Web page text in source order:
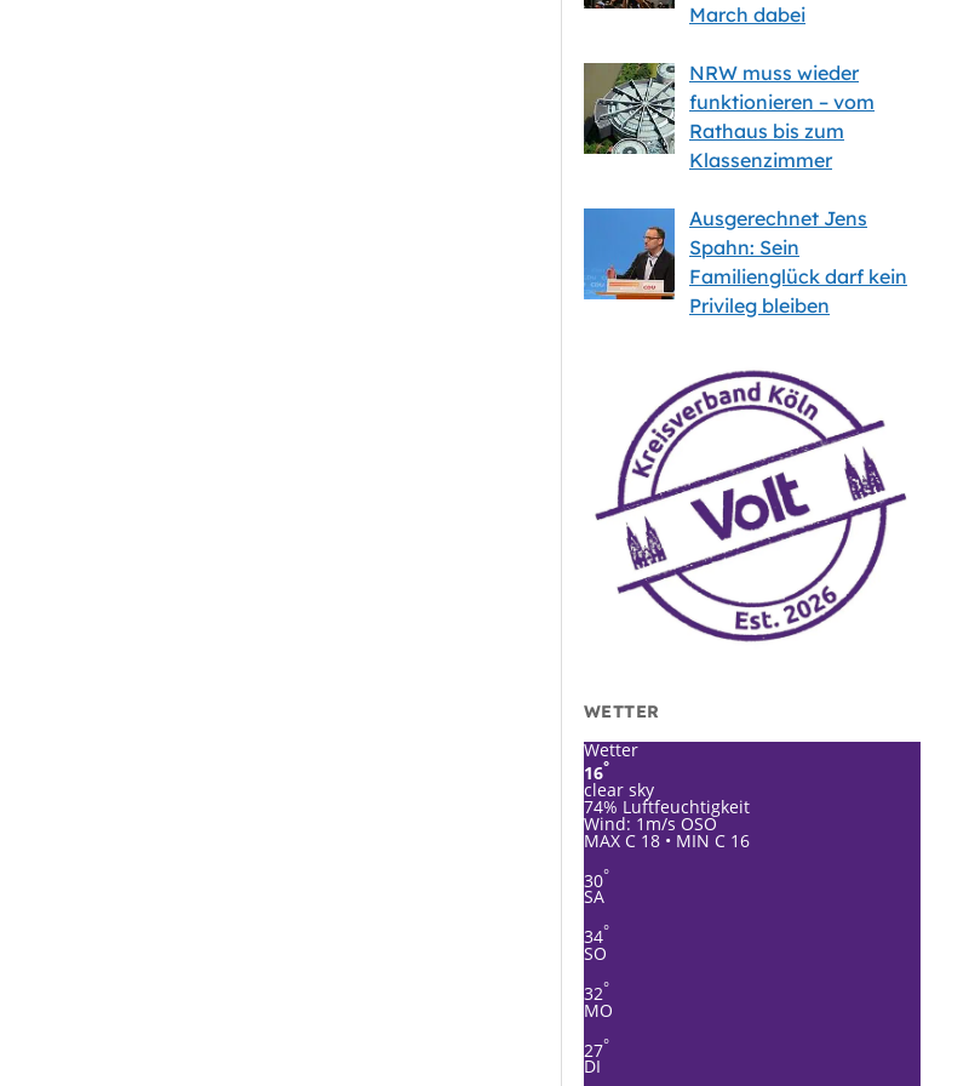
March dabei
NRW muss wieder
funktionieren – vom
Rathaus bis zum
Klassenzimmer
Ausgerechnet Jens
Spahn: Sein
Familienglück darf kein
Privileg bleiben
WETTER
Wetter
16°
clear sky
74% Luftfeuchtigkeit
Wind: 1m/s OSO
MAX C 18 • MIN C 16
30°
SA
34°
SO
32°
MO
27°
DI